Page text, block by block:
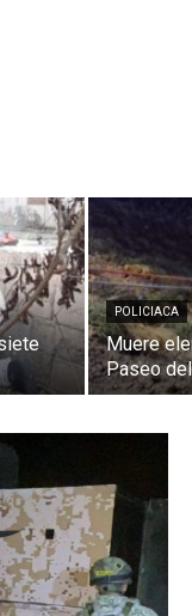
POLICIACA
Muere
Paseo